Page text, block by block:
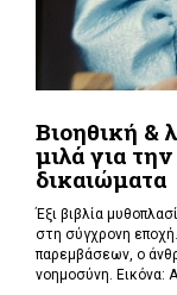
Βιοηθική &
μιλά για
δικαιώματα
Έξι βιβλία
στη σύγχρονη
παρεμβάσεων, ο
νοημοσύνη. Εικόνα: